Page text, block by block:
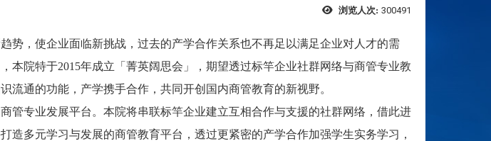
浏览人次: 300491
势，使企业面临新挑战，过去的产学合作关系也不再足以满足企业对人才的需
本院特于2015年成立「菁英阔思会」，期望透过标竿企业社群网络与商管专业教
流通的功能，产学携手合作，共同开创国内商管教育的新视野。
管专业发展平台。本院将串联标竿企业建立互相合作与支援的社群网络，借此进
造多元学习与发展的商管教育平台，透过更紧密的产学合作加强学生实务学习，